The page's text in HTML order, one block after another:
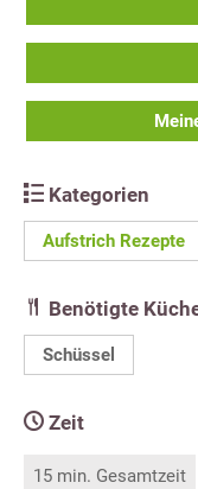
Kategorien
Aufstrich Rezepte
Benötigte
Schüssel
Zeit
15 min. Gesamtzeit